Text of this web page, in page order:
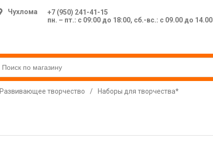
Чухлома
+7 (950) 241-41-15
пн. – пт.: с 09:00 до 18:00, сб.-вс.: с 09.00 до 14.00
Развивающее творчество / Наборы для творчества*